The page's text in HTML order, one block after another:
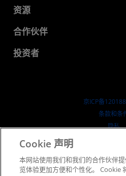
企业责任
就业机会
联系我们
新闻中心
媒体库
资源
开发中心
成功案例
合作伙伴
AMD 合作伙伴中心
投资者
SEC 报告
京ICP备
条款和条
隐私
公开公平
Cookie 声明
本网站使用我们和我们的合作伙伴
览体验更加方便和个性化。 Cookie